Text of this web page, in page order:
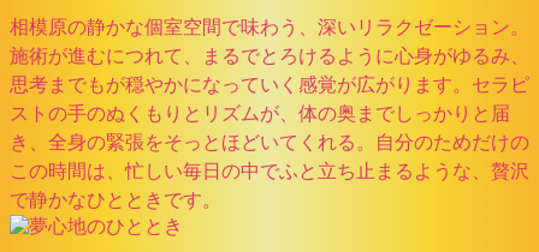
相模原の静かな個室空間で味わう、深いリラクゼーション。
施術が進むにつれて、まるでとろけるように心身がゆるみ、
思考までもが穏やかになっていく感覚が広がります。セラピ
ストの手のぬくもりとリズムが、体の奥までしっかりと届
き、全身の緊張をそっとほどいてくれる。自分のためだけの
この時間は、忙しい毎日の中でふと立ち止まるような、贅沢
で静かなひとときです。